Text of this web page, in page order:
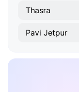
Thasra
Pavi Jetpur